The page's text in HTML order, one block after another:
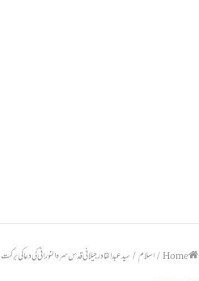
/اسلام/سید عبدالقادر جیلانی قدس سرہ النور انی کی دعا کی برکت